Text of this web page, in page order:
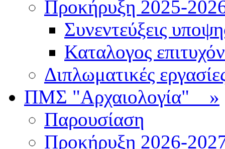
Πρoκήρυξη 2025-
Συνεντεύξεις
Καταλογος
Διπλωματικές
ΠΜΣ "Αρχαιολογία" »
Παρουσίαση
Προκήρυξη 2026-